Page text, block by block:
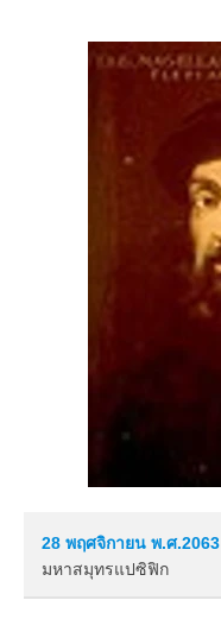
28 พฤศจิกายน พ.ศ.2063
มหาสมุทรแปซิฟิก